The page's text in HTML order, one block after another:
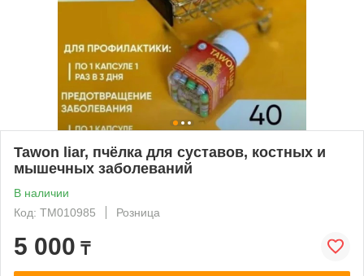
Tawon liar, пчёлка для суставов, костных и
мышечных заболеваний
В наличии
Код: ТМ010985
Розница
5 000 ₸